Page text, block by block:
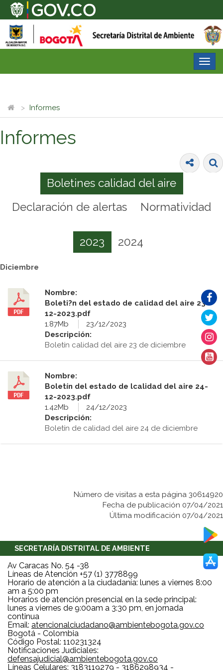
Informes
Informes
Boletines calidad del aire
Declaración de alertas
Normatividad
2023 2024
Diciembre
Nombre:
Boleti?n del estado de calidad del aire 23-
12-2023.pdf
1.87Mb
23/12/2023
Descripción:
Boletín calidad del aire 23 de diciembre
Nombre:
Boletín del estado de lcalidad del aire 24-
12-2023.pdf
1.42Mb
24/12/2023
Descripción:
Boletín de calidad del aire 24 de diciembre
Número de visitas a esta página 30614920
Fecha de publicación 07/04/2021
Última modificación 07/04/2021
SECRETARÍA DISTRITAL DE AMBIENTE
Av Caracas No. 54 -38
Líneas de Atención +57 (1) 3778899
Horario de atención a la ciudadanía: lunes a viernes 8:00
am a 5:00 pm
Horarios de atención presencial en la sede principal:
lunes a viernes de 9:00am a 3:30 pm, en jornada
continua
Email: atencionalciudadano@ambientebogota.gov.co
Bogotá - Colombia
Código Postal: 110231324
Notificaciones Judiciales:
defensajudicial@ambientebogota.gov.co
Líneas Celulares: 3183119279 - 3186298934 -